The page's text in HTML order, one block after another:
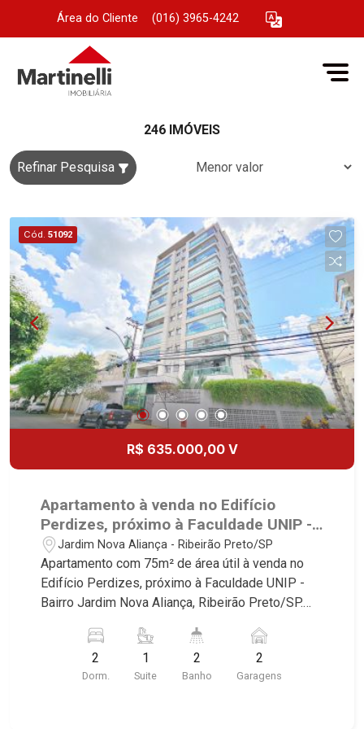
Área do Cliente (016) 3965-4242
246 IMÓVEIS
Refinar Pesquisa
Cód. 51092
R$ 635.000,00 V
Apartamento à venda no Edifício
Perdizes, próximo à Faculdade UNIP -
Ribeirão Preto/SP.
Jardim Nova Aliança - Ribeirão Preto/SP
Apartamento com 75m² de área útil à venda no
Edifício Perdizes, próximo à Faculdade UNIP -
Bairro Jardim Nova Aliança, Ribeirão Preto/SP.
Martinelli Imobiliária selecionou para você: -
75m² de área útil - 2 dormitórios com armários e
ar-condicionado sendo 1 suíte - Banheiro social -
2
Dorm.
1
Suite
2
Banho
2
Garagens